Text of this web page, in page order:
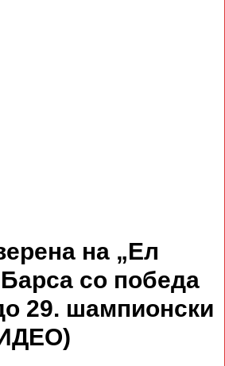
на „Ел
со победа
29. шампионски